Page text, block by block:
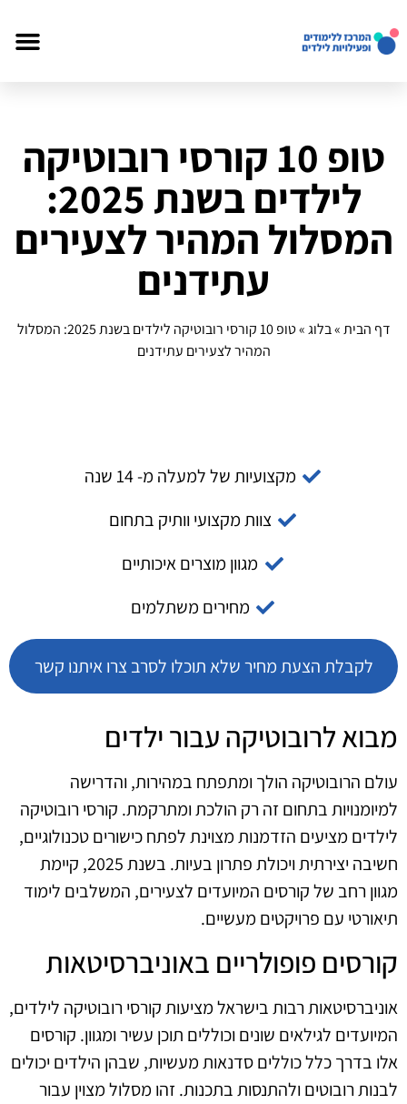
טופ 10 קורסי רובוטיקה
לילדים בשנת 2025:
המסלול המהיר לצעירים
עתידנים
דף הבית»בלוג»
טופ 10 קורסי רובוטיקה לילדים בשנת 2025: המסלול
המהיר לצעירים עתידנים
מקצועיות של למעלה מ- 14 שנה
צוות מקצועי וותיק בתחום
מגוון מוצרים איכותיים
מחירים משתלמים
לקבלת הצעת מחיר שלא תוכלו לסרב צרו איתנו קשר
מבוא לרובוטיקה עבור ילדים
עולם הרובוטיקה הולך ומתפתח במהירות, והדרישה
למיומנויות בתחום זה רק הולכת ומתרקמת. קורסי רובוטיקה
לילדים מציעים הזדמנות מצוינת לפתח כישורים טכנולוגיים,
חשיבה יצירתית ויכולת פתרון בעיות. בשנת 2025, קיימת
מגוון רחב של קורסים המיועדים לצעירים, המשלבים לימוד
תיאורטי עם פרויקטים מעשיים.
קורסים פופולריים באוניברסיטאות
אוניברסיטאות רבות בישראל מציעות קורסי רובוטיקה לילדים,
המיועדים לגילאים שונים וכוללים תוכן עשיר ומגוון. קורסים
אלו בדרך כלל כוללים סדנאות מעשיות, שבהן הילדים יכולים
לבנות רובוטים ולהתנסות בתכנות. זהו מסלול מצוין עבור